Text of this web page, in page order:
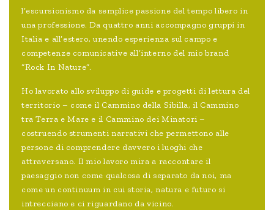
l’escursionismo da semplice passione del tempo libero in
una professione. Da quattro anni accompagno gruppi in
Italia e all’estero, unendo esperienza sul campo e
competenze comunicative all’interno del mio brand
“Rock In Nature”.
Ho lavorato allo sviluppo di guide e progetti di lettura del
territorio – come il Cammino della Sibilla, il Cammino
tra Terra e Mare e il Cammino dei Minatori –
costruendo strumenti narrativi che permettono alle
persone di comprendere davvero i luoghi che
attraversano. Il mio lavoro mira a raccontare il
paesaggio non come qualcosa di separato da noi, ma
come un continuum in cui storia, natura e futuro si
intrecciano e ci riguardano da vicino.